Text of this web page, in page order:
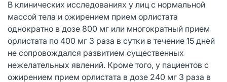
В клинических исследованиях у лиц с нормальной
массой тела и ожирением прием орлистата
однократно в дозе 800 мг или многократный прием
орлистата по 400 мг 3 раза в сутки в течение 15 дней
не сопровождался развитием существенных
нежелательных явлений. Кроме того, у пациентов с
ожирением прием орлистата в дозе 240 мг 3 раза в